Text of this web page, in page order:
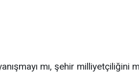
mı, şehir milliyetçiliğini